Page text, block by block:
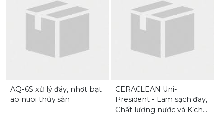
AQ-6S xử lý đáy, nhợt bạt
ao nuôi thủy sản
CERACLEAN Uni-
President - Làm sạch đáy,
Chất lượng nước và Kích